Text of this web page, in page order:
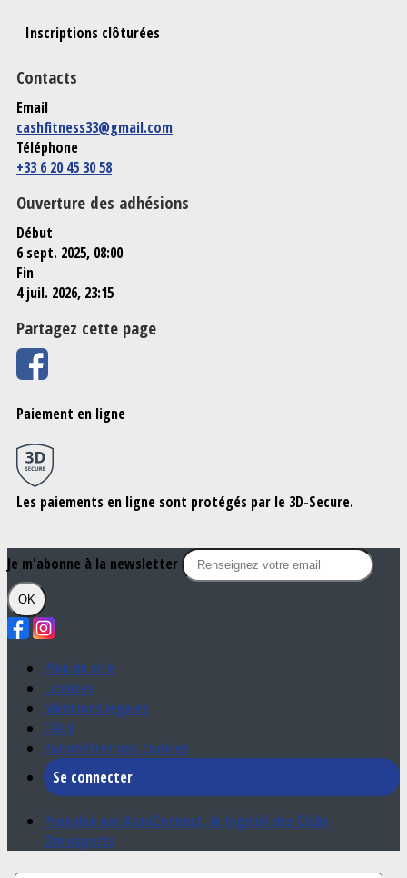
Inscriptions clôturées
Contacts
Email
cashfitness33@gmail.com
Téléphone
+33 6 20 45 30 58
Ouverture des adhésions
Début
6 sept. 2025, 08:00
Fin
4 juil. 2026, 23:15
Partagez cette page
Paiement en ligne
Les paiements en ligne sont protégés par le 3D-Secure.
Je m'abonne à la newsletter
OK
Plan du site
Licences
Mentions légales
CGUV
Paramétrer vos cookies
Se connecter
Propulsé par AssoConnect, le logiciel des Clubs
Omnisports